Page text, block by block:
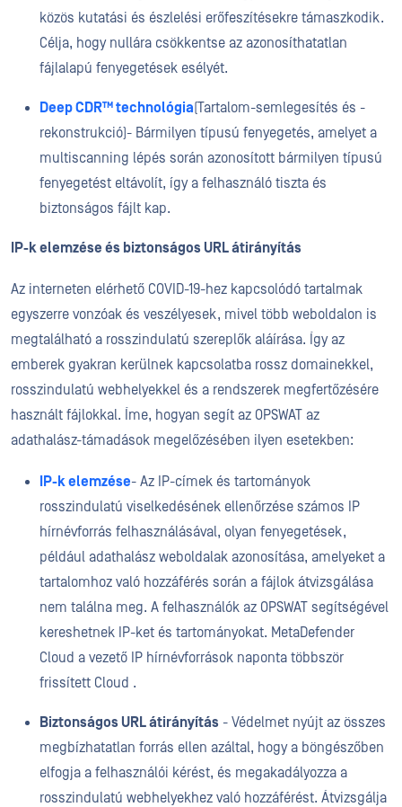
közös kutatási és észlelési erőfeszítésekre támaszkodik.
Célja, hogy nullára csökkentse az azonosíthatatlan
fájlalapú fenyegetések esélyét.
Deep CDR™ technológia(Tartalom-semlegesítés és -
rekonstrukció)- Bármilyen típusú fenyegetés, amelyet a
multiscanning lépés során azonosított bármilyen típusú
fenyegetést eltávolít, így a felhasználó tiszta és
biztonságos fájlt kap.
IP-k elemzése és biztonságos URL átirányítás
Az interneten elérhető COVID-19-hez kapcsolódó tartalmak
egyszerre vonzóak és veszélyesek, mivel több weboldalon is
megtalálható a rosszindulatú szereplők aláírása. Így az
emberek gyakran kerülnek kapcsolatba rossz domainekkel,
rosszindulatú webhelyekkel és a rendszerek megfertőzésére
használt fájlokkal. Íme, hogyan segít az OPSWAT az
adathalász-támadások megelőzésében ilyen esetekben:
IP-k elemzése- Az IP-címek és tartományok
rosszindulatú viselkedésének ellenőrzése számos IP
hírnévforrás felhasználásával, olyan fenyegetések,
például adathalász weboldalak azonosítása, amelyeket a
tartalomhoz való hozzáférés során a fájlok átvizsgálása
nem találna meg. A felhasználók az OPSWAT segítségével
kereshetnek IP-ket és tartományokat. MetaDefender
Cloud a vezető IP hírnévforrások naponta többször
frissített Cloud .
Biztonságos URL átirányítás - Védelmet nyújt az összes
megbízhatatlan forrás ellen azáltal, hogy a böngészőben
elfogja a felhasználói kérést, és megakadályozza a
rosszindulatú webhelyekhez való hozzáférést. Átvizsgálja